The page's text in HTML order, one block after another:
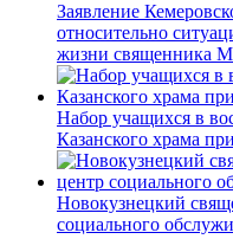
Заявление
относительно
жизни священника
Набор учащихся в
Казанского храма
Новокузнецкий
социального